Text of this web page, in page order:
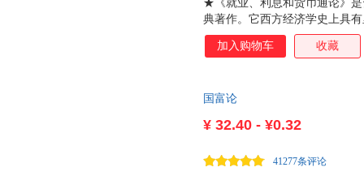
★《就业、利息和货币通论》
典著作。它西方经济学史上具
政策有着重大的指导意义。这
典范。 ★这次出版的彩图珍藏
名著，以另一种方式体验经济
加入购物车 收藏
国富论
¥ 32.40 - ¥0.32
41277条评论